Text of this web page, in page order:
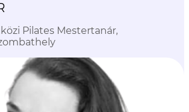
Pilates Mestertanár,